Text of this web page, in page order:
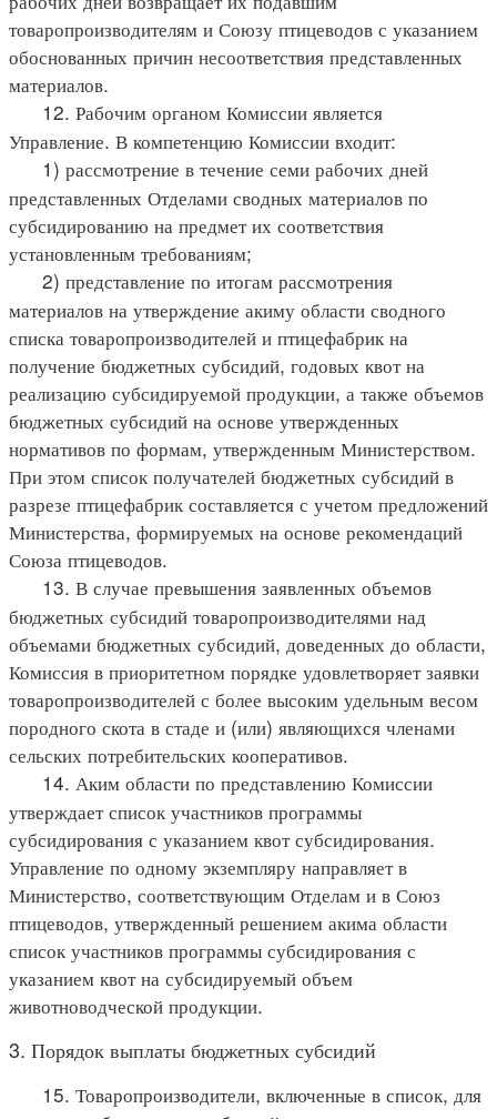
товаропроизводителям и Союзу птицеводов с указанием
обоснованных причин несоответствия представленных
материалов.
12. Рабочим органом Комиссии является
Управление. В компетенцию Комиссии входит:
1) рассмотрение в течение семи рабочих дней
представленных Отделами сводных материалов по
субсидированию на предмет их соответствия
установленным требованиям;
2) представление по итогам рассмотрения
материалов на утверждение акиму области сводного
списка товаропроизводителей и птицефабрик на
получение бюджетных субсидий, годовых квот на
реализацию субсидируемой продукции, а также объемов
бюджетных субсидий на основе утвержденных
нормативов по формам, утвержденным Министерством.
При этом список получателей бюджетных субсидий в
разрезе птицефабрик составляется с учетом предложений
Министерства, формируемых на основе рекомендаций
Союза птицеводов.
13. В случае превышения заявленных объемов
бюджетных субсидий товаропроизводителями над
объемами бюджетных субсидий, доведенных до области,
Комиссия в приоритетном порядке удовлетворяет заявки
товаропроизводителей с более высоким удельным весом
породного скота в стаде и (или) являющихся членами
сельских потребительских кооперативов.
14. Аким области по представлению Комиссии
утверждает список участников программы
субсидирования с указанием квот субсидирования.
Управление по одному экземпляру направляет в
Министерство, соответствующим Отделам и в Союз
птицеводов, утвержденный решением акима области
список участников программы субсидирования с
указанием квот на субсидируемый объем
животноводческой продукции.
3. Порядок выплаты бюджетных субсидий
15. Товаропроизводители, включенные в список, для